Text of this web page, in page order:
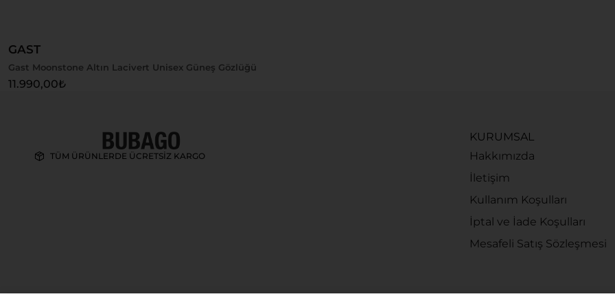
GAST
Gast Moonstone Altın Lacivert Unisex Güneş Gözlüğü
11.990,00₺
TÜM ÜRÜNLERDE ÜCRETSİZ KARGO
KURUMSAL
Hakkımızda
İletişim
Kullanım Koşulları
İptal ve İade Koşulları
Mesafeli Satış Sözleşmesi